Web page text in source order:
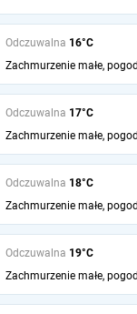
Odczuwalna 16°C
Zachmurzenie małe,
Odczuwalna 17°C
Zachmurzenie małe,
Odczuwalna 18°C
Zachmurzenie małe,
Odczuwalna 19°C
Zachmurzenie małe,